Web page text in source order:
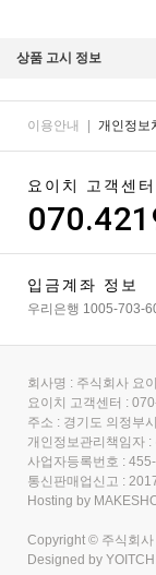
상품 고시 정보
이용안내 개인정보
요이치 고객센터
입금계좌 정보
우리은행 1005-703-
회사명 : 주식회사 요
요이치 고객센터 :
주소 : 경기도 의정부
개인정보관리책임자
사업자등록번호 :
통신판매업신고 :
Hosting by
Copyright © 주식회
Designed by